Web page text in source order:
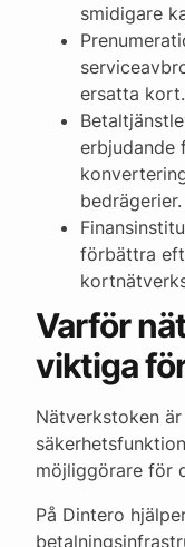
smidigare
ersatta kort.
erbjudande
bedrägerier.
förbättra
Varför
viktiga
Nätverkstoken
möjliggörare för
På Dintero